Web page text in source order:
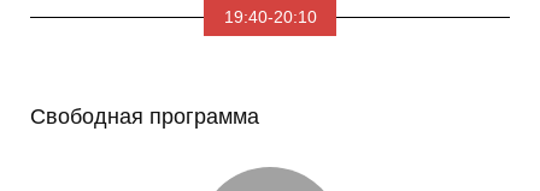
19:40-20:10
Свободная программа